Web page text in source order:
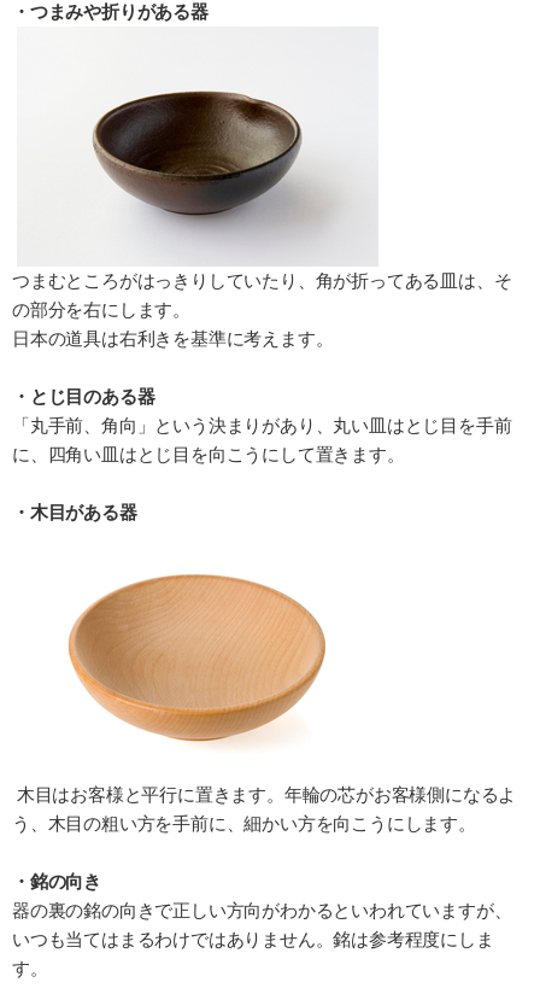
・つまみや折りがある器
つまむところがはっきりしていたり、角が折ってある皿は、そ
の部分を右にします。
日本の道具は右利きを基準に考えます。
・とじ目のある器
「丸手前、角向」という決まりがあり、丸い皿はとじ目を手前
に、四角い皿はとじ目を向こうにして置きます。
・木目がある器
木目はお客様と平行に置きます。年輪の芯がお客様側になるよ
う、木目の粗い方を手前に、細かい方を向こうにします。
・銘の向き
器の裏の銘の向きで正しい方向がわかるといわれていますが、
いつも当てはまるわけではありません。銘は参考程度にしま
す。